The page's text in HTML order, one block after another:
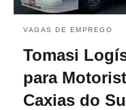
VAGAS DE EMPREGO
Tomasi
para
Caxias do